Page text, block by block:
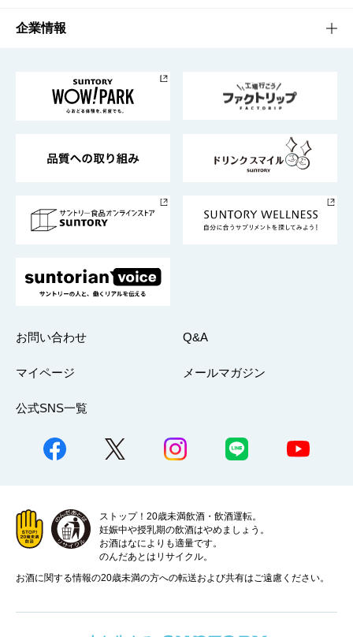
栄養成分一覧
工場見学
地域情報
サントリーホール
サントリーサンバーズ大阪
サステナビリティTOP
サントリーが考えるサステナビリティ経営
企業情報
企業概要
採用情報
お問い合わせ Q&A
マイページ メールマガジン
公式SNS一覧
ストップ！20歳未満飲酒・飲酒運転。
妊娠中や授乳期の飲酒はやめましょう。
お酒はなによりも適量です。
のんだあとはリサイクル。
お酒に関する情報の20歳未満の方への転送および共有はご遠慮ください。